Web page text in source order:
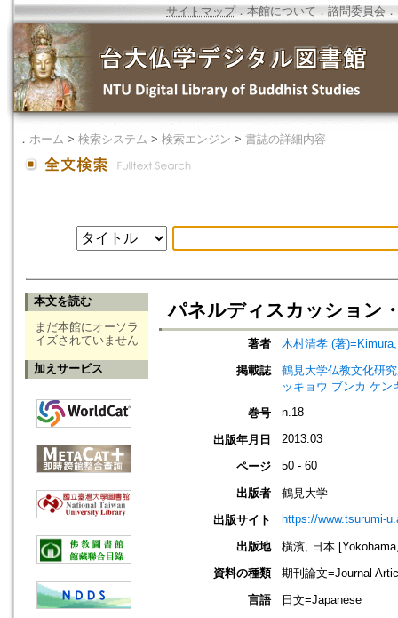
サイトマップ．本館について ． 諮問委員会 ．
． ホーム > 検索システム > 検索エンジン > 書誌の詳細内容
本文を読む
まだ本館にオーソラ
イズされていません
加えサービス
パネルディスカッション
著者
木村清孝 (著
掲載誌
鶴見大学仏教文化研
ッキョウ ブンカ ケン
巻号
n.18
出版年月日 2013.03
ページ 50 - 60
出版者
鶴見大学
出版サイト
https://www.tsurumi-
出版地
橫濱, 日本
資料の種類
期刊論文=Journal
言語
日文=Japanese